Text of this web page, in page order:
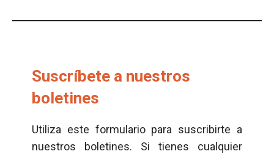
Suscríbete a nuestros
boletines
Utiliza este formulario para suscribirte a
nuestros boletines. Si tienes cualquier